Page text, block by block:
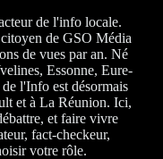
de l'info locale.
de GSO Média
de vues par an. Né
Essonne, Eure-
l'Info est désormais
et à La Réunion. Ici,
et faire vivre
fact-checkeur,
votre rôle.